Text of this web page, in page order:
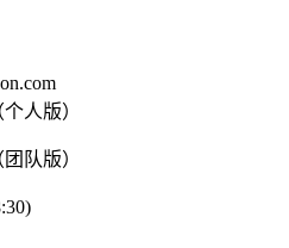
人版）
队版）